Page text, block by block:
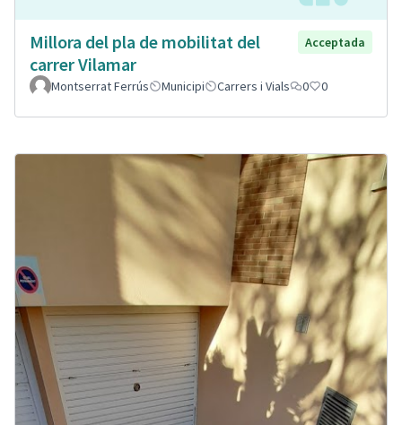
Millora del pla de mobilitat del
carrer Vilamar
Acceptada
Montserrat Ferrús Municipi Carrers i Vials 0 0